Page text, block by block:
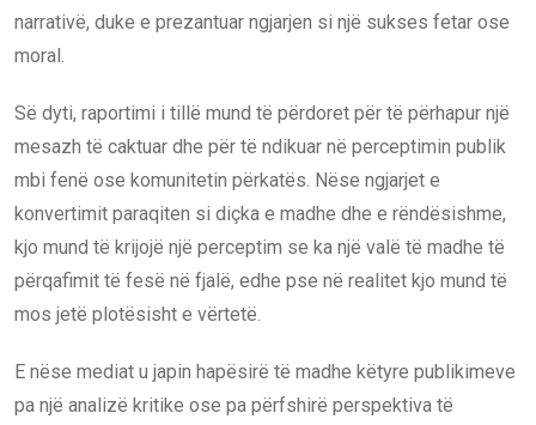
narrativë, duke e prezantuar ngjarjen si një sukses fetar ose
moral.
Së dyti, raportimi i tillë mund të përdoret për të përhapur një
mesazh të caktuar dhe për të ndikuar në perceptimin publik
mbi fenë ose komunitetin përkatës. Nëse ngjarjet e
konvertimit paraqiten si diçka e madhe dhe e rëndësishme,
kjo mund të krijojë një perceptim se ka një valë të madhe të
përqafimit të fesë në fjalë, edhe pse në realitet kjo mund të
mos jetë plotësisht e vërtetë.
E nëse mediat u japin hapësirë të madhe këtyre publikimeve
pa një analizë kritike ose pa përfshirë perspektiva të